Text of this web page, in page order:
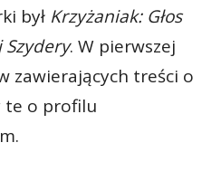
był Krzyżaniak: Głos
Szydery. W pierwszej
zawierających treści o
te o profilu